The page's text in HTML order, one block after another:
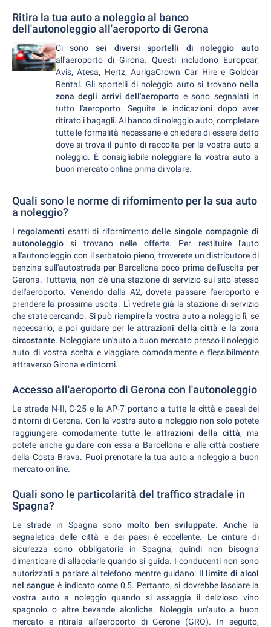
Ritira la tua auto a noleggio al banco
dell'autonoleggio all'aeroporto di Gerona
Ci sono sei diversi sportelli di noleggio auto
all'aeroporto di Girona. Questi includono Europcar,
Avis, Atesa, Hertz, AurigaCrown Car Hire e Goldcar
Rental. Gli sportelli di noleggio auto si trovano nella
zona degli arrivi dell'aeroporto e sono segnalati in
tutto l'aeroporto. Seguite le indicazioni dopo aver
ritirato i bagagli. Al banco di noleggio auto, completare
tutte le formalità necessarie e chiedere di essere detto
dove si trova il punto di raccolta per la vostra auto a
noleggio. È consigliabile noleggiare la vostra auto a
buon mercato online prima di volare.
Quali sono le norme di rifornimento per la sua auto
a noleggio?
Iregolamenti esatti di rifornimento delle singole compagnie di
autonoleggio si trovano nelle offerte. Per restituire l'auto
all'autonoleggio con il serbatoio pieno, troverete un distributore di
benzina sull'autostrada per Barcellona poco prima dell'uscita per
Gerona. Tuttavia, non c'è una stazione di servizio sul sito stesso
dell'aeroporto. Venendo dalla A2, dovete passare l'aeroporto e
prendere la prossima uscita. Lì vedrete già la stazione di servizio
che state cercando. Si può riempire la vostra auto a noleggio lì, se
necessario, e poi guidare per leattrazioni della città e la zona
circostante. Noleggiare un'auto a buon mercato presso il noleggio
auto di vostra scelta e viaggiare comodamente e flessibilmente
attraverso Girona e dintorni.
Accesso all'aeroporto di Gerona con l'autonoleggio
Le strade N-II, C-25 e la AP-7 portano a tutte le città e paesi dei
dintorni di Gerona. Con la vostra auto a noleggio non solo potete
raggiungere comodamente tutte le attrazioni della città, ma
potete anche guidare con essa a Barcellona e alle città costiere
della Costa Brava. Puoi prenotare la tua auto a noleggio a buon
mercato online.
Quali sono le particolarità del traffico stradale in
Spagna?
Le strade in Spagna sono molto ben sviluppate. Anche la
segnaletica delle città e dei paesi è eccellente. Le cinture di
sicurezza sono obbligatorie in Spagna, quindi non bisogna
dimenticare di allacciarle quando si guida. I conducenti non sono
autorizzati a parlare al telefono mentre guidano. Il limite di alcol
nel sangue è indicato come 0,5. Pertanto, si dovrebbe lasciare la
vostra auto a noleggio quando si assaggia il delizioso vino
spagnolo o altre bevande alcoliche. Noleggia un'auto a buon
mercato e ritirala all'aeroporto di Gerone (GRO). In seguito,